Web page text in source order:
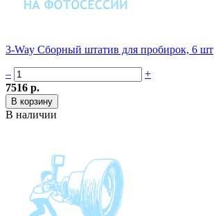
3-Way Сборный штатив для пробирок, 6 шт
–
+
7516 р.
В наличии